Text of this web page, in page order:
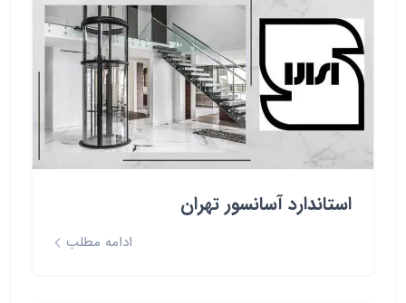
استاندارد آسانسور تهران
ادامه مطلب